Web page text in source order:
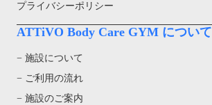
プライバシーポリシー
ATTiVO Body Care GYM について
− 施設について
− ご利用の流れ
− 施設のご案内